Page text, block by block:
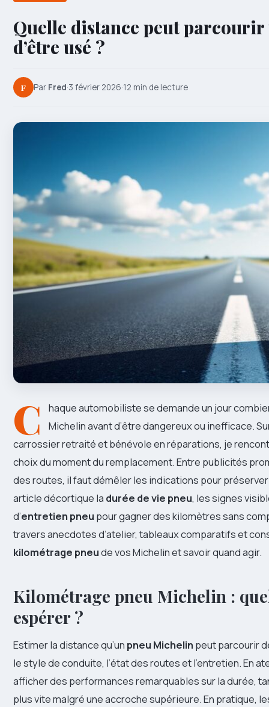
Quelle distance peut
d’être usé ?
F Par Fred·3 février 2026·12 min de lecture
C
haque automobiliste se demande un jour
Michelin avant d’être dangereux ou inefficace.
carrossier retraité et bénévole en réparations, je
choix du moment du remplacement. Entre publicités
des routes, il faut démêler les indications pour
article décortique la durée de vie pneu, les signes
d’entretien pneu pour gagner des kilomètres sans
travers anecdotes d’atelier, tableaux comparatifs et
kilométrage pneude vos Michelin et savoir quand agir.
Kilométrage pneu Michelin :
espérer ?
Estimer la distance qu’un pneu Michelin peut parcourir
le style de conduite, l’état des routes et l’entretien. En
afficher des performances remarquables sur la durée,
plus vite malgré une accroche supérieure. En pratique,